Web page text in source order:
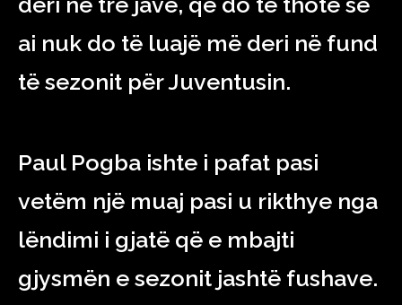
ai nuk do të luajë më deri në fund
të sezonit për Juventusin.
Paul Pogba ishte i pafat pasi
vetëm një muaj pasi u rikthye nga
lëndimi i gjatë që e mbajti
gjysmën e sezonit jashtë fushave.